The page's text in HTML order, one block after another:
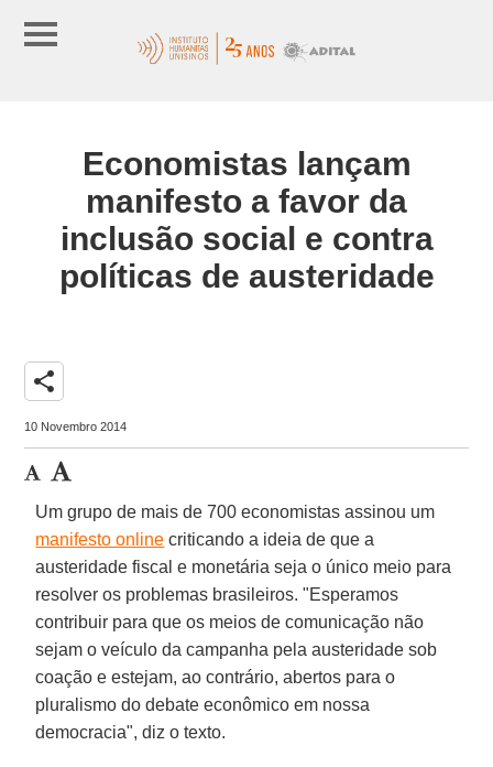
Economistas lançam
manifesto a favor da
inclusão social e contra
políticas de austeridade
share
10 Novembro 2014
Um grupo de mais de 700 economistas assinou um
manifesto online criticando a ideia de que a
austeridade fiscal e monetária seja o único meio para
resolver os problemas brasileiros. "Esperamos
contribuir para que os meios de comunicação não
sejam o veículo da campanha pela austeridade sob
coação e estejam, ao contrário, abertos para o
pluralismo do debate econômico em nossa
democracia", diz o texto.